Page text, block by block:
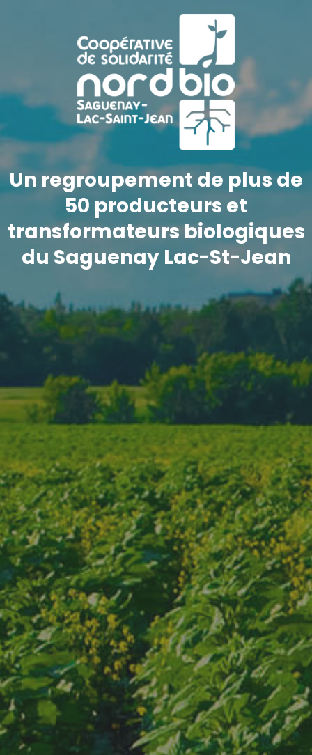
Un regroupement de plus de
50 producteurs et
transformateurs biologiques
du Saguenay Lac-St-Jean